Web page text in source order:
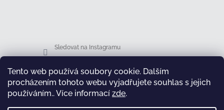
Tento web používá soubory cookie. Dalším
procházením tohoto webu vyjadřujete souhlas s jejich
používáním.. Více informací zde.
Sledovat na Instagramu
Facebook